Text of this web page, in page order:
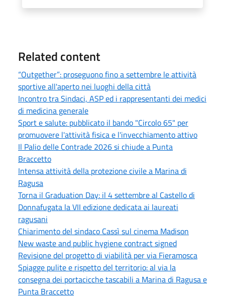
Related content
“Outgether”: proseguono fino a settembre le attività
sportive all'aperto nei luoghi della città
Incontro tra Sindaci, ASP ed i rappresentanti dei medici
di medicina generale
Sport e salute: pubblicato il bando "Circolo 65" per
promuovere l'attività fisica e l'invecchiamento attivo
Il Palio delle Contrade 2026 si chiude a Punta
Braccetto
Intensa attività della protezione civile a Marina di
Ragusa
Torna il Graduation Day: il 4 settembre al Castello di
Donnafugata la VII edizione dedicata ai laureati
ragusani
Chiarimento del sindaco Cassì sul cinema Madison
New waste and public hygiene contract signed
Revisione del progetto di viabilità per via Fieramosca
Spiagge pulite e rispetto del territorio: al via la
consegna dei portacicche tascabili a Marina di Ragusa e
Punta Braccetto